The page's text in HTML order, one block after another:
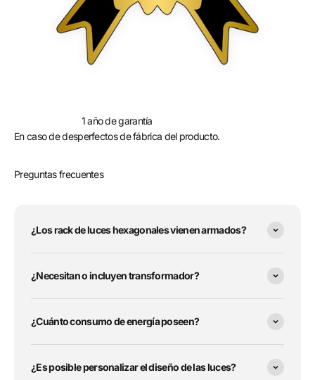
1 año de garantía
En caso de desperfectos de fábrica del producto.
Preguntas frecuentes
¿Los rack de luces hexagonales vienen armados?
¿Necesitan o incluyen transformador?
¿Cuánto consumo de energía poseen?
¿Es posible personalizar el diseño de las luces?